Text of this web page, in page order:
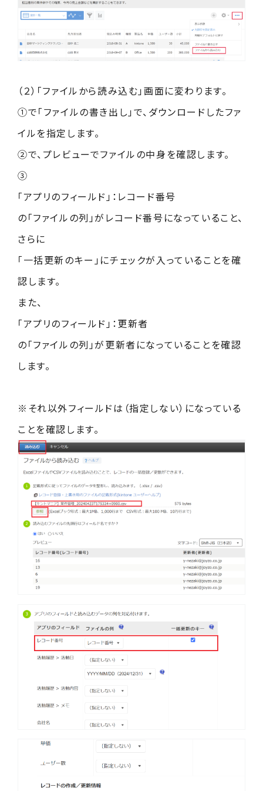
（２）「ファイルから読み込む」画面に変わります。
①で「ファイルの書き出し」で、ダウンロードしたファ
イルを指定します。
②で、プレビューでファイルの中身を確認します。
③
「アプリのフィールド」：レコード番号
の「ファイルの列」がレコード番号になっていること、
さらに
「一括更新のキー」にチェックが入っていることを確
認します。
また、
「アプリのフィールド」：更新者
の「ファイルの列」が更新者になっていることを確認
します。
※それ以外フィールドは（指定しない）になっている
ことを確認します。